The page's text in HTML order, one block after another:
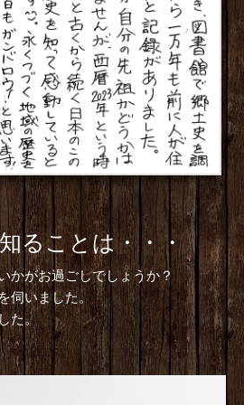
ることは・・・
かがお過ごしでしょうか？
伺いました。
た。